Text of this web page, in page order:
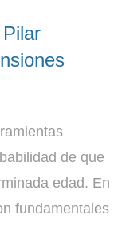
de que
edad. En
fundamentales